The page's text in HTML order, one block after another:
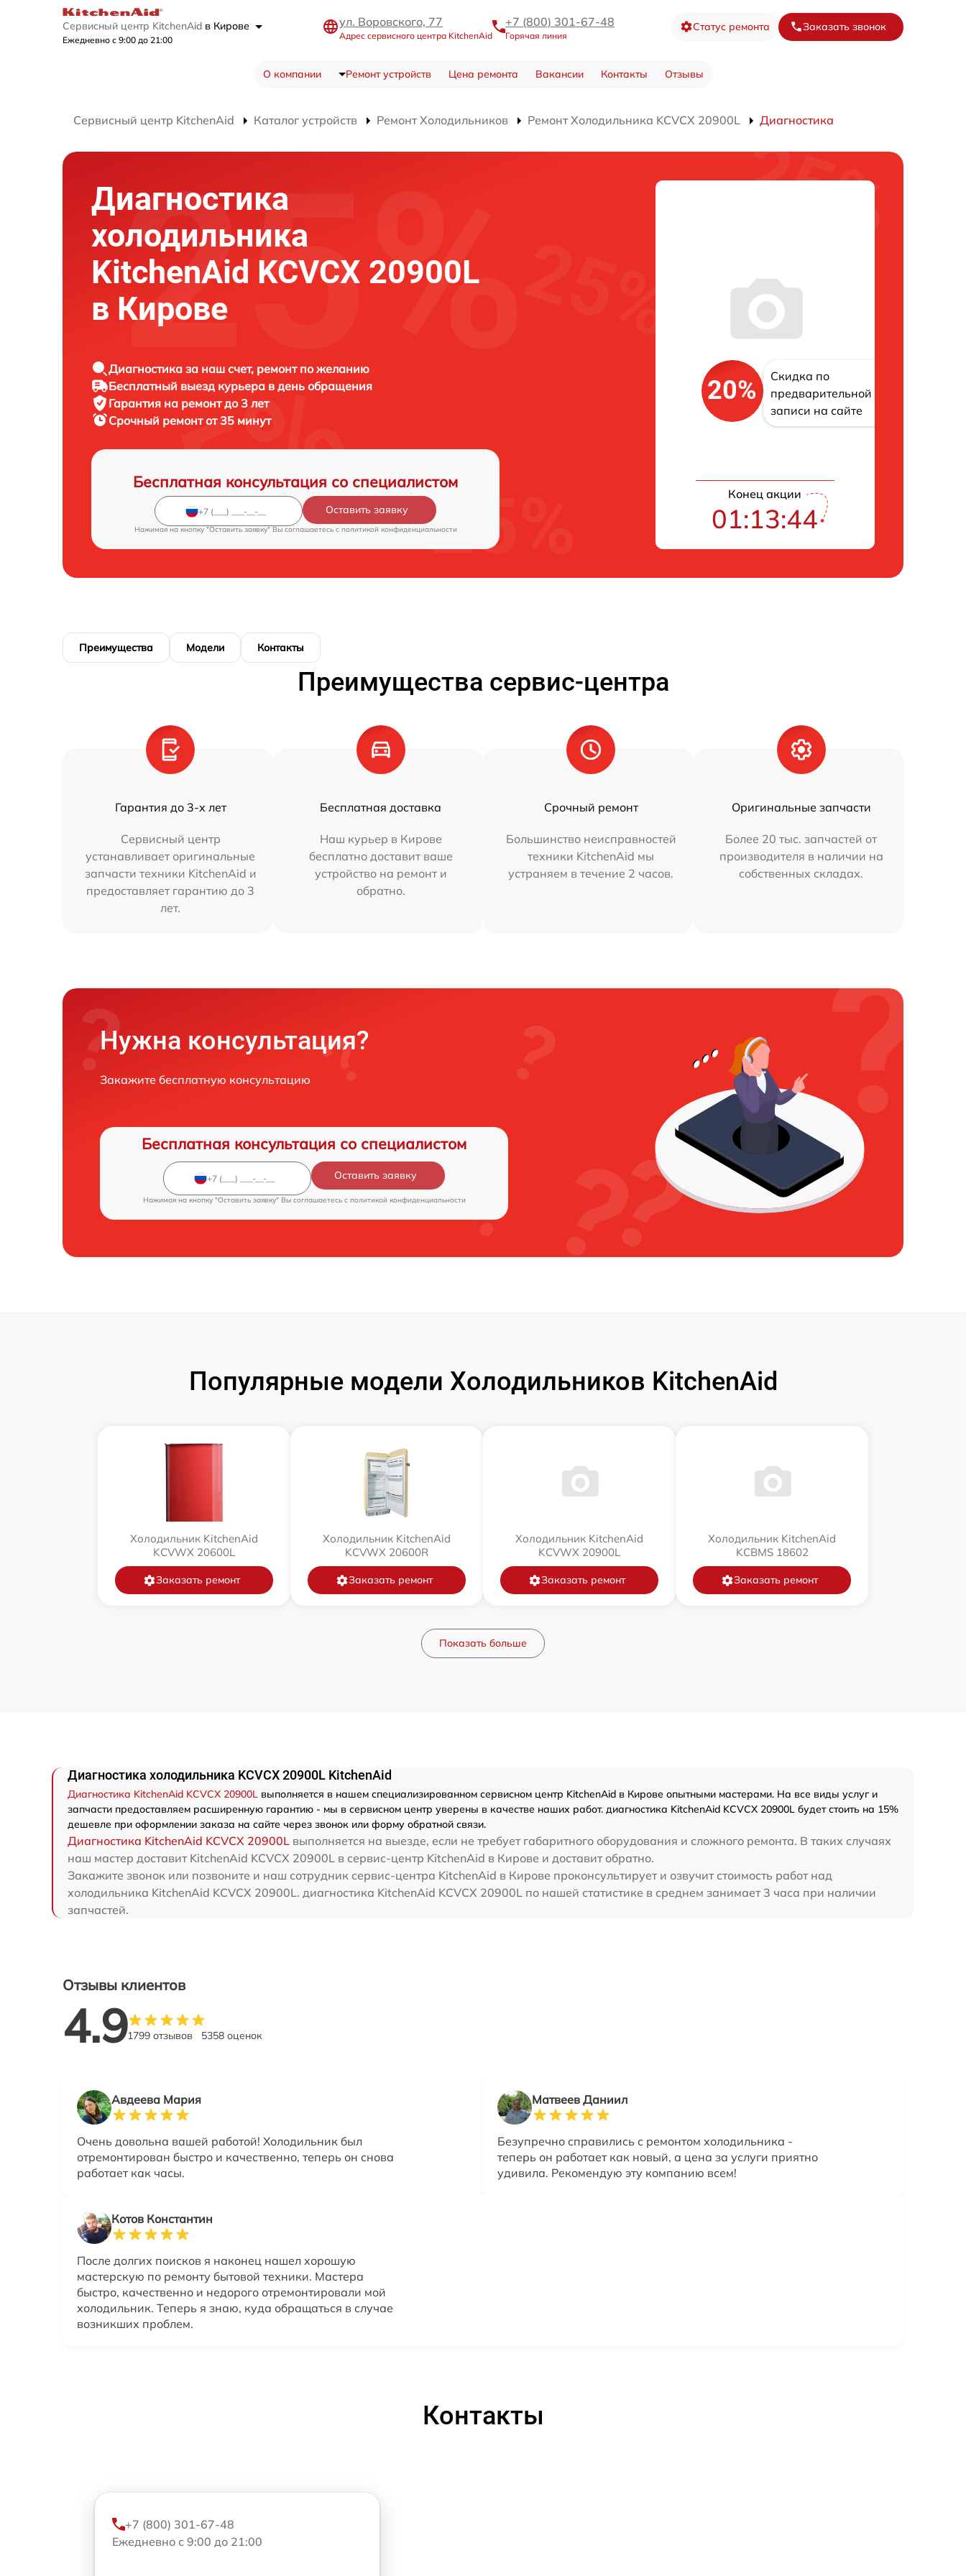
Сервисный центр KitchenAid в Кирове
Ежедневно с 9:00 до 21:00
ул. Воровского, 77
Адрес сервисного центра KitchenAid
+7 (800) 301-67-48
Горячая линия
Статус ремонта Заказать звонок
О компании Ремонт устройств Цена ремонта Вакансии Контакты Отзывы
Сервисный центр KitchenAid Каталог устройств Ремонт Холодильников Ремонт Холодильника KCVCX 20900L Диагностика
Диагностика
холодильника
KitchenAid KCVCX 20900L
в Кирове
Диагностика за наш счет, ремонт по желанию
Бесплатный выезд курьера в день обращения
Гарантия на ремонт до 3 лет
Срочный ремонт от 35 минут
Бесплатная консультация со специалистом
Оставить заявку
Нажимая на кнопку "Оставить заявку" Вы соглашаетесь c политикой конфиденциальности
20%
Скидка по
предварительной
записи на сайте
Конец акции
01:13:43
Преимущества Модели Контакты
Преимущества сервис-центра
Гарантия до 3-х лет
Сервисный центр
устанавливает оригинальные
запчасти техники KitchenAid и
предоставляет гарантию до 3
лет.
Бесплатная доставка
Наш курьер в Кирове
бесплатно доставит ваше
устройство на ремонт и
обратно.
Срочный ремонт
Большинство неисправностей
техники KitchenAid мы
устраняем в течение 2 часов.
Оригинальные запчасти
Более 20 тыс. запчастей от
производителя в наличии на
собственных складах.
Нужна консультация?
Закажите бесплатную консультацию
Бесплатная консультация со специалистом
Оставить заявку
Нажимая на кнопку "Оставить заявку" Вы соглашаетесь c политикой конфиденциальности
Популярные модели Холодильников KitchenAid
Холодильник KitchenAid
KCVWX 20600L
Заказать ремонт
Холодильник KitchenAid
KCVWX 20600R
Заказать ремонт
Холодильник KitchenAid
KCVWX 20900L
Заказать ремонт
Холодильник KitchenAid
KCBMS 18602
Заказать ремонт
Показать больше
Диагностика холодильника KCVCX 20900L KitchenAid
Диагностика KitchenAid KCVCX 20900L выполняется в нашем специализированном сервисном центр KitchenAid в Кирове опытными мастерами. На все виды услуг и
запчасти предоставляем расширенную гарантию - мы в сервисном центр уверены в качестве наших работ. диагностика KitchenAid KCVCX 20900L будет стоить на 15%
дешевле при оформлении заказа на сайте через звонок или форму обратной связи.
Диагностика KitchenAid KCVCX 20900L выполняется на выезде, если не требует габаритного оборудования и сложного ремонта. В таких случаях
наш мастер доставит KitchenAid KCVCX 20900L в сервис-центр KitchenAid в Кирове и доставит обратно.
Закажите звонок или позвоните и наш сотрудник сервис-центра KitchenAid в Кирове проконсультирует и озвучит стоимость работ над
холодильника KitchenAid KCVCX 20900L. диагностика KitchenAid KCVCX 20900L по нашей статистике в среднем занимает 3 часа при наличии
запчастей.
Отзывы клиентов
4.91799 отзывов 5358 оценок
Авдеева Мария
Очень довольна вашей работой! Холодильник был
отремонтирован быстро и качественно, теперь он снова
работает как часы.
Матвеев Даниил
Безупречно справились с ремонтом холодильника -
теперь он работает как новый, а цена за услуги приятно
удивила. Рекомендую эту компанию всем!
Котов Константин
После долгих поисков я наконец нашел хорошую
мастерскую по ремонту бытовой техники. Мастера
быстро, качественно и недорого отремонтировали мой
холодильник. Теперь я знаю, куда обращаться в случае
возникших проблем.
Контакты
+7 (800) 301-67-48
Ежедневно с 9:00 до 21:00